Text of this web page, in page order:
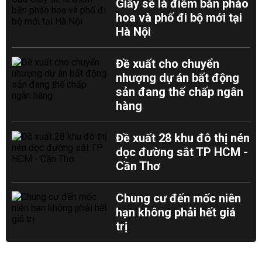
Giấy sẽ là điểm bắn pháo
hoa và phố đi bộ mới tại
Hà Nội
Đề xuất cho chuyển
nhượng dự án bất động
sản đang thế chấp ngân
hàng
Đề xuất 28 khu đô thị nén
dọc đường sắt TP HCM -
Cần Thơ
Chung cư đến mốc niên
hạn không phải hết giá
trị